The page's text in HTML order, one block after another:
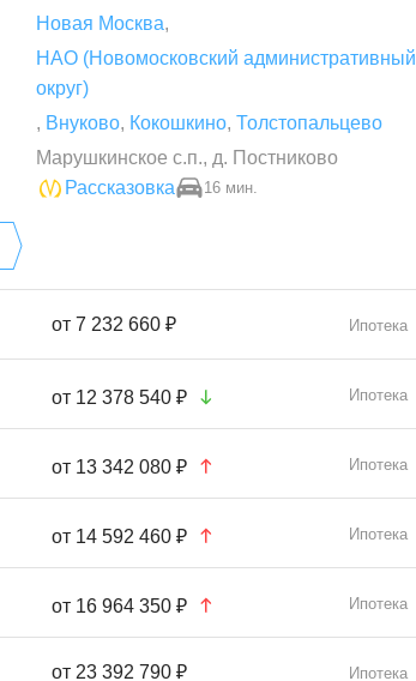
Новая Москва,
НАО (Новомосковский административный
округ)
, Внуково, Кокошкино, Толстопальцево
Марушкинское с.п., д. Постниково
Рассказовка
16 мин.
от 7 232 660 ₽ Ипотека
от 12 378 540 ₽ Ипотека
от 13 342 080 ₽ Ипотека
от 14 592 460 ₽ Ипотека
от 16 964 350 ₽ Ипотека
от 23 392 790 ₽ Ипотека